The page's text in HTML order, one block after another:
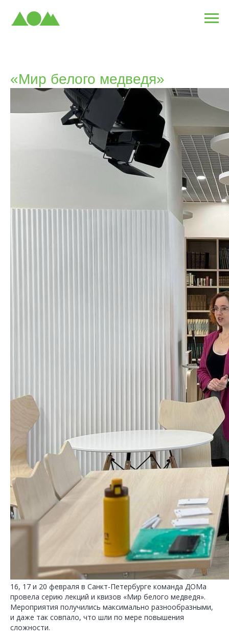
«Мир белого медведя»
16, 17 и 20 февраля в Санкт-Петербурге команда ДОМа
провела серию лекций и квизов «Мир белого медведя».
Мероприятия получились максимально разнообразными,
и даже так совпало, что шли по мере повышения
сложности.